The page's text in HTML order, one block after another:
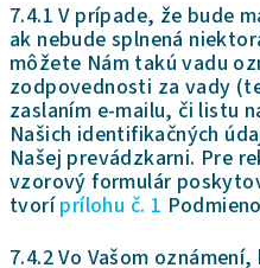
7.4.1 V prípade, že bude
ak nebude splnená
môžete Nám takú vadu
zodpovednosti za vady
zaslaním e-mailu, či listu
Našich identifikačných
Našej prevádzkarni. Pre
vzorový formulár
tvoríprílohu č. 1
7.4.2 Vo Vašom